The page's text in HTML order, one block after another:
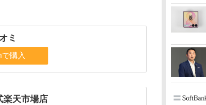
ミ
購入
楽天市場店